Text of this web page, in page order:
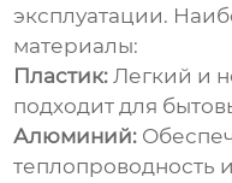
эксплуатации.
материалы:
Пластик: Легкий и
подходит для
Алюминий:
теплопроводность